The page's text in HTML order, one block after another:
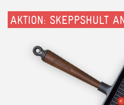
AKTION: SKEPPSHULT